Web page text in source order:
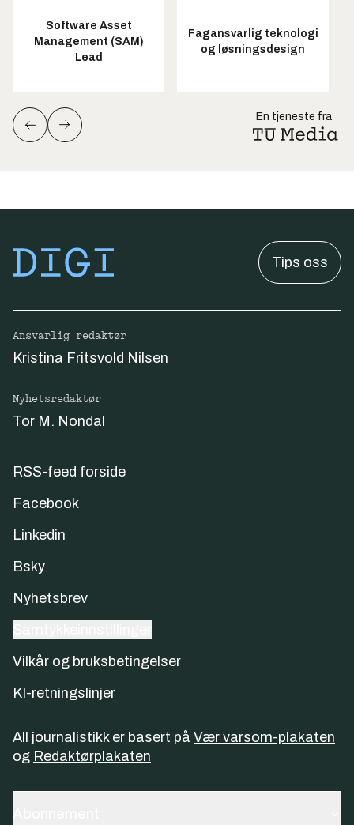
Software Asset
Management (SAM)
Lead
Fagansvarlig teknologi
og løsningsdesign
En tjeneste fra
Tips oss
Ansvarlig redaktør
Kristina Fritsvold Nilsen
Nyhetsredaktør
Tor M. Nondal
RSS-feed forside
Facebook
Linkedin
Bsky
Nyhetsbrev
Vilkår og bruksbetingelser
KI-retningslinjer
All journalistikk er basert på Vær varsom-plakaten
og Redaktørplakaten